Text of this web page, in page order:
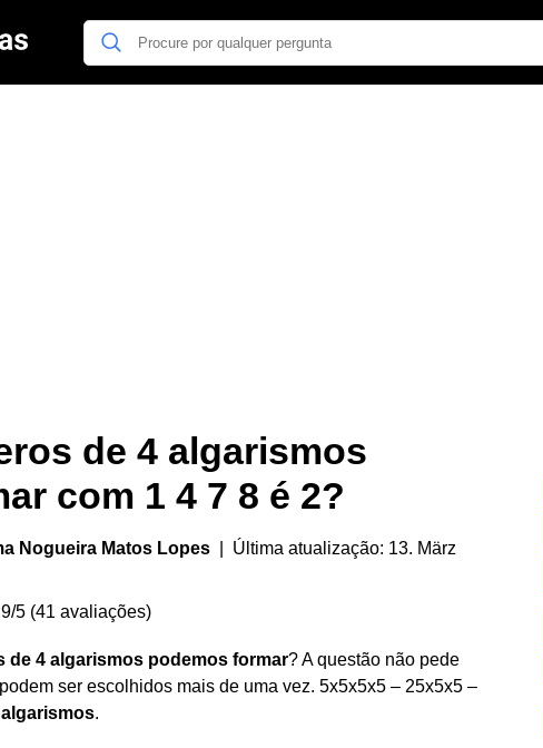
de 4 algarismos
com 1 4 7 8 é 2?
Nogueira Matos Lopes | Última atualização: 13. März
5 (41 avaliações)
de 4 algarismos podemos formar? A questão não pede
podem ser escolhidos mais de uma vez. 5x5x5x5 – 25x5x5 –
algarismos.